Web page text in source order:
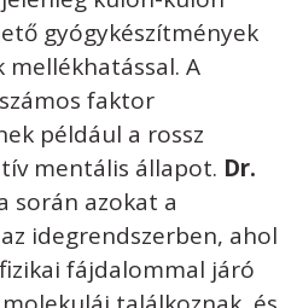
gyógykészítmények
A
faktor
például a rossz
mentális állapot. Dr.
során azokat a
idegrendszerben, ahol
fájdalommal járó